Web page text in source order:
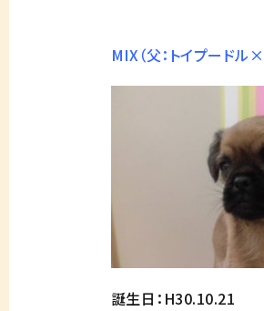
MIX（父：トイプードル
誕生日：H30.10.21